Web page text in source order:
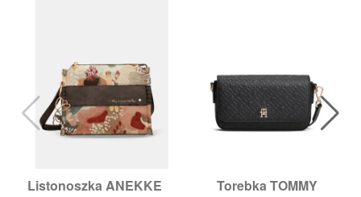
Listonoszka ANEKKE
Torebka TOMMY